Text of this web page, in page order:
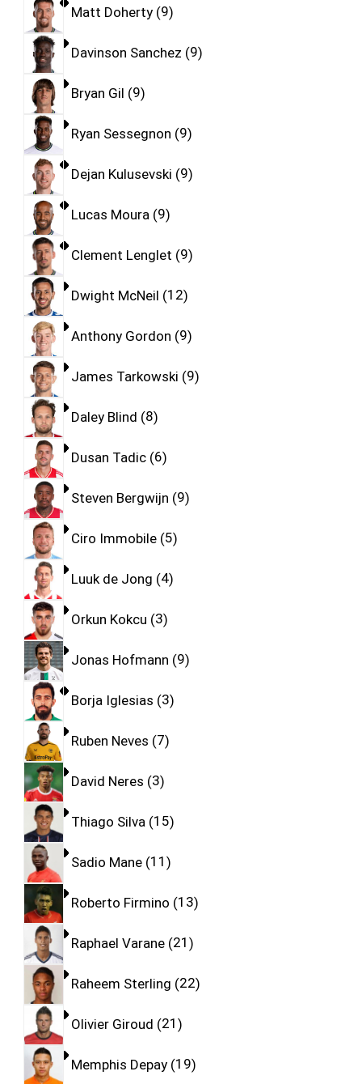
Matt Doherty 9
Davinson Sanchez 9
Bryan Gil 9
Ryan Sessegnon 9
Dejan Kulusevski 9
Lucas Moura 9
Clement Lenglet 9
Dwight McNeil 12
Anthony Gordon 9
James Tarkowski 9
Daley Blind 8
Dusan Tadic 6
Steven Bergwijn 9
Ciro Immobile 5
Luuk de Jong 4
Orkun Kokcu 3
Jonas Hofmann 9
Borja Iglesias 3
Ruben Neves 7
David Neres 3
Thiago Silva 15
Sadio Mane 11
Roberto Firmino 13
Raphael Varane 21
Raheem Sterling 22
Olivier Giroud 21
Memphis Depay 19